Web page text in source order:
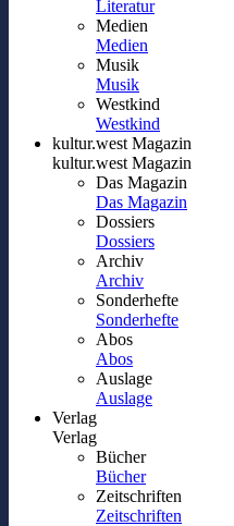
Literatur
Medien
Medien
Musik
Musik
Westkind
Westkind
kultur.west Magazin
kultur.west Magazin
Das Magazin
Das Magazin
Dossiers
Dossiers
Archiv
Archiv
Sonderhefte
Sonderhefte
Abos
Abos
Auslage
Auslage
Verlag
Verlag
Bücher
Bücher
Zeitschriften
Zeitschriften